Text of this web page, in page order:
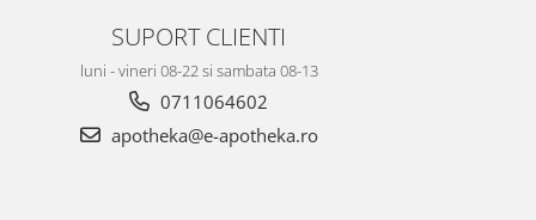
SUPORT CLIENTI
luni - vineri 08-22 si sambata 08-13
0711064602
apotheka@e-apotheka.ro